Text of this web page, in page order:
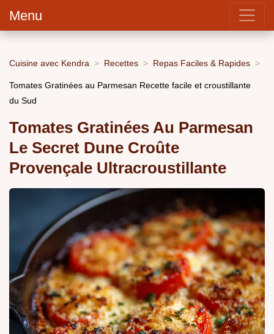
Menu
Cuisine avec Kendra Recettes Repas Faciles & Rapides
Tomates Gratinées au Parmesan Recette facile et croustillante
du Sud
Tomates Gratinées Au Parmesan
Le Secret Dune Croûte
Provençale Ultracroustillante